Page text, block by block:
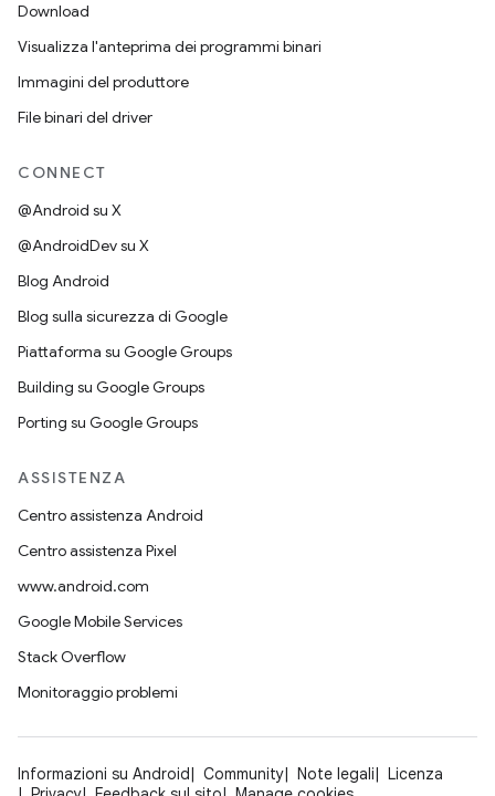
Download
Visualizza l'anteprima dei programmi binari
Immagini del produttore
File binari del driver
CONNECT
@Android su X
@AndroidDev su X
Blog Android
Blog sulla sicurezza di Google
Piattaforma su Google Groups
Building su Google Groups
Porting su Google Groups
ASSISTENZA
Centro assistenza Android
Centro assistenza Pixel
www.android.com
Google Mobile Services
Stack Overflow
Monitoraggio problemi
Informazioni su Android Community Note legali
Licenza